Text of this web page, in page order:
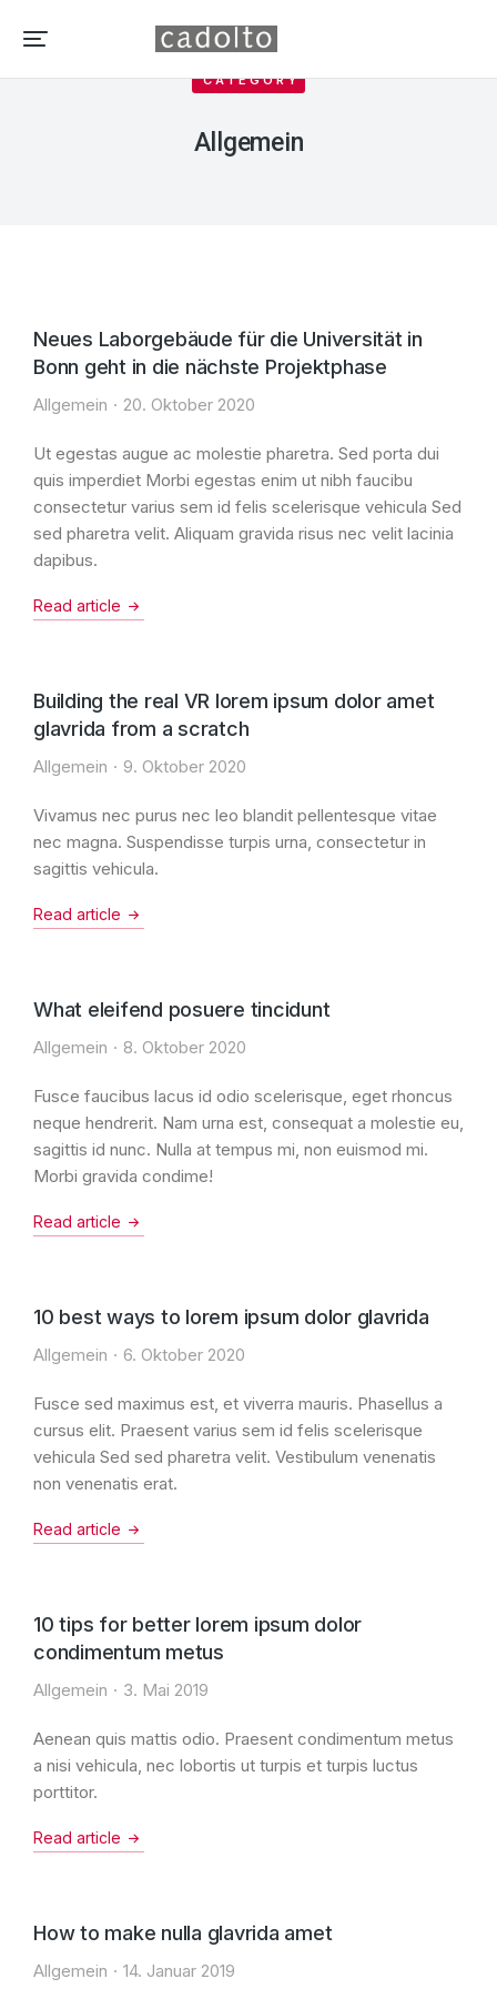
CATEGORY
Allgemein
Neues Laborgebäude für die Universität in
Bonn geht in die nächste Projektphase
Allgemein 20. Oktober 2020
Ut egestas augue ac molestie pharetra. Sed porta dui
quis imperdiet Morbi egestas enim ut nibh faucibu
consectetur varius sem id felis scelerisque vehicula Sed
sed pharetra velit. Aliquam gravida risus nec velit lacinia
dapibus.
Read article
Building the real VR lorem ipsum dolor amet
glavrida from a scratch
Allgemein 9. Oktober 2020
Vivamus nec purus nec leo blandit pellentesque vitae
nec magna. Suspendisse turpis urna, consectetur in
sagittis vehicula.
Read article
What eleifend posuere tincidunt
Allgemein 8. Oktober 2020
Fusce faucibus lacus id odio scelerisque, eget rhoncus
neque hendrerit. Nam urna est, consequat a molestie eu,
sagittis id nunc. Nulla at tempus mi, non euismod mi.
Morbi gravida condime!
Read article
10 best ways to lorem ipsum dolor glavrida
Allgemein 6. Oktober 2020
Fusce sed maximus est, et viverra mauris. Phasellus a
cursus elit. Praesent varius sem id felis scelerisque
vehicula Sed sed pharetra velit. Vestibulum venenatis
non venenatis erat.
Read article
10 tips for better lorem ipsum dolor
condimentum metus
Allgemein 3. Mai 2019
Aenean quis mattis odio. Praesent condimentum metus
a nisi vehicula, nec lobortis ut turpis et turpis luctus
porttitor.
Read article
How to make nulla glavrida amet
Allgemein 14. Januar 2019